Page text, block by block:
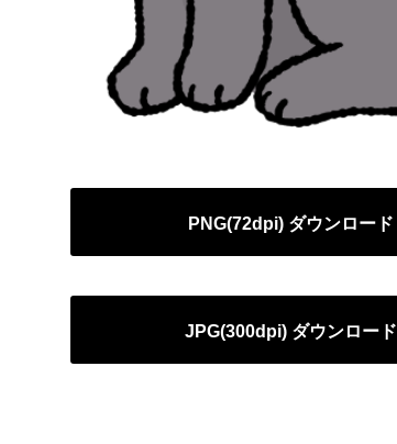
PNG(72dpi) ダウンロード
JPG(300dpi) ダウンロード